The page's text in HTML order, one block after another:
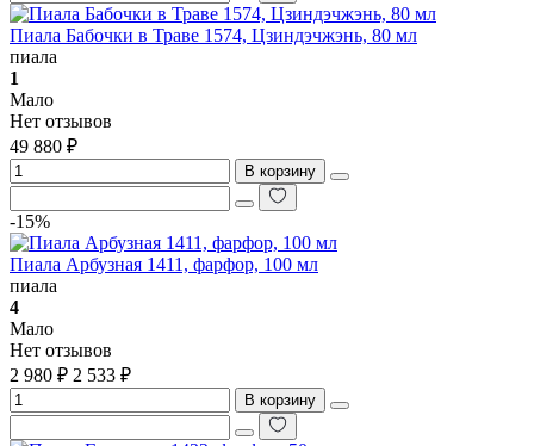
Пиала Бабочки в Траве 1574, Цзиндэчжэнь, 80 мл
пиала
1
Мало
Нет отзывов
49 880 ₽
В корзину
-15%
Пиала Арбузная 1411, фарфор, 100 мл
пиала
4
Мало
Нет отзывов
2 980 ₽ 2 533 ₽
В корзину